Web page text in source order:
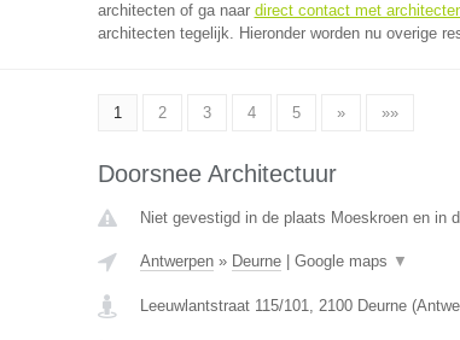
architecten of ga naar direct contact met
architecten tegelijk. Hieronder worden nu overige
1 2 3 4 5 » »»
Doorsnee Architectuur
Niet gevestigd in de plaats Moeskroen en in
Antwerpen» Deurne| Google maps ▼
Leeuwlantstraat 115/101, 2100 Deurne(